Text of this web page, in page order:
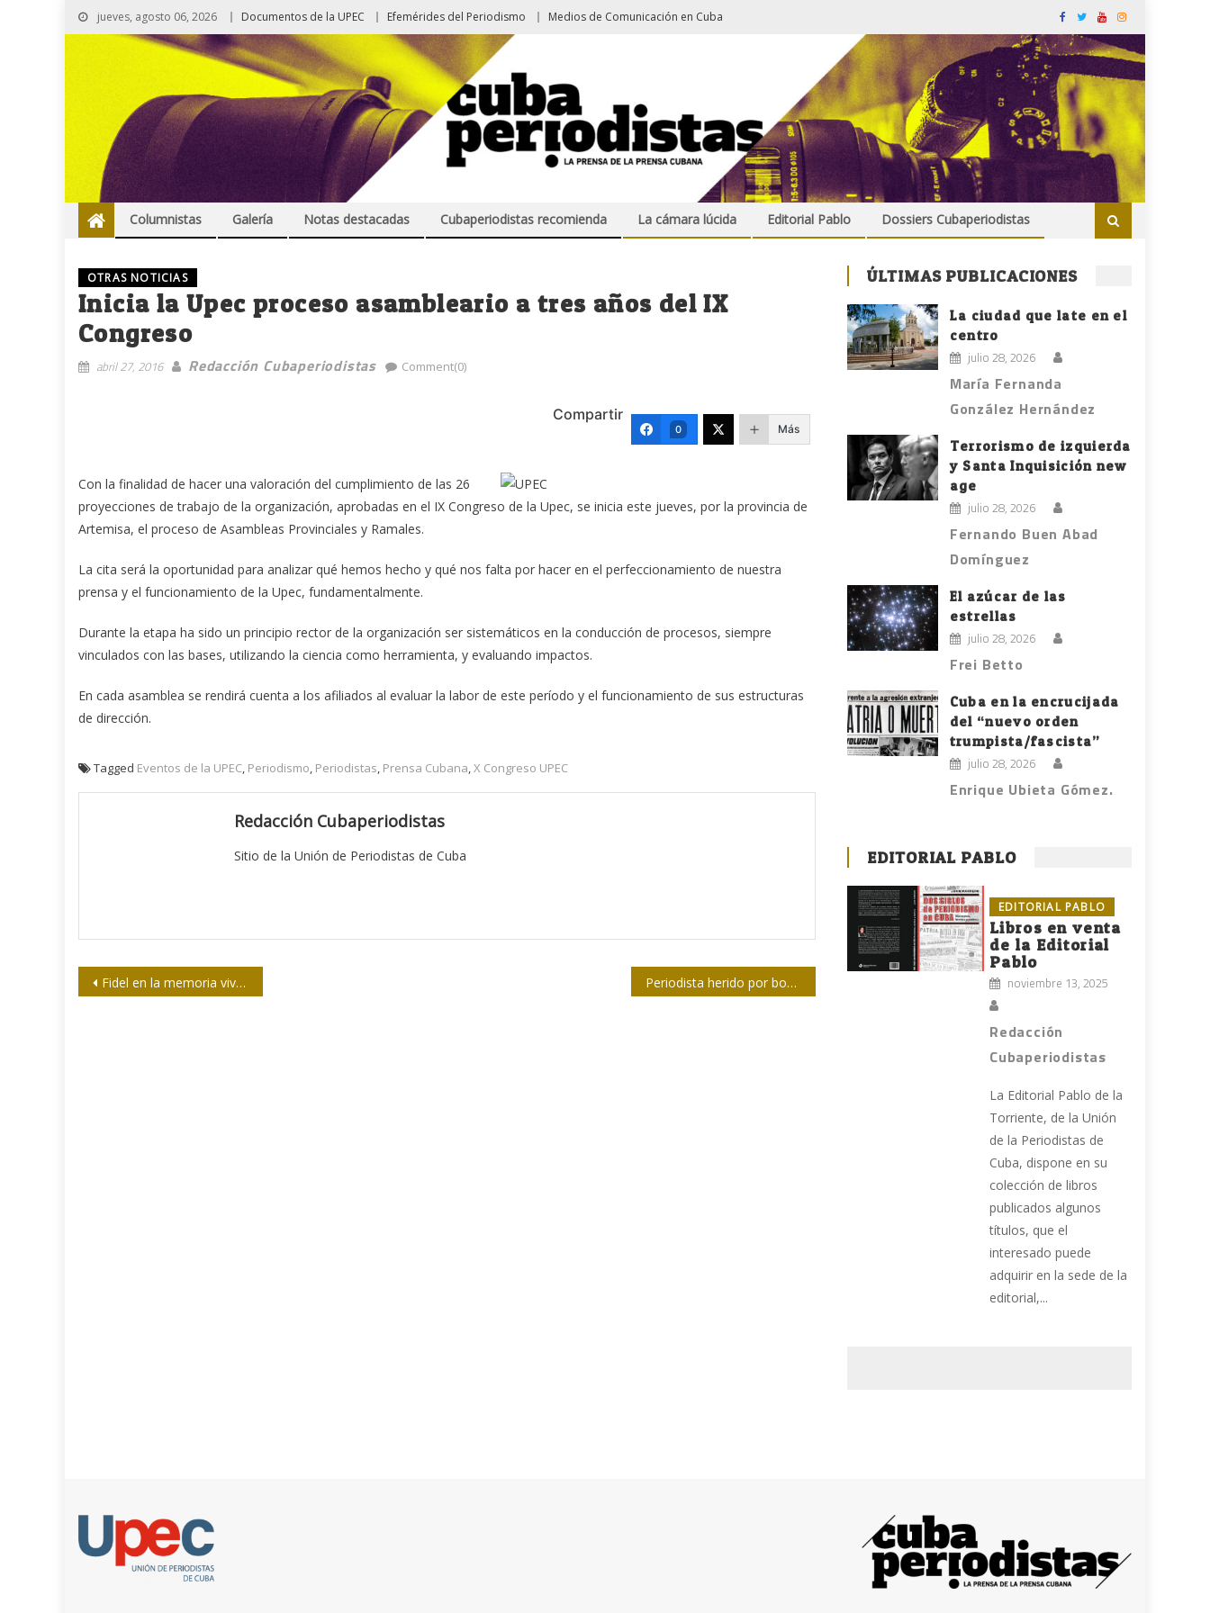
jueves, agosto 06, 2026 Documentos de la UPEC Efemérides del Periodismo Medios de Comunicación en Cuba
Columnistas Galería Notas destacadas Cubaperiodistas recomienda La cámara lúcida Editorial Pablo Dossiers Cubaperiodistas
OTRAS NOTICIAS
Inicia la Upec proceso asambleario a tres años del IX
Congreso
abril 27, 2016 Redacción Cubaperiodistas Comment(0)
Compartir
0 Más
Con la finalidad de hacer una valoración del cumplimiento de las 26
proyecciones de trabajo de la organización, aprobadas en el IX Congreso de la Upec, se inicia este jueves, por la provincia de
Artemisa, el proceso de Asambleas Provinciales y Ramales.
La cita será la oportunidad para analizar qué hemos hecho y qué nos falta por hacer en el perfeccionamiento de nuestra
prensa y el funcionamiento de la Upec, fundamentalmente.
Durante la etapa ha sido un principio rector de la organización ser sistemáticos en la conducción de procesos, siempre
vinculados con las bases, utilizando la ciencia como herramienta, y evaluando impactos.
En cada asamblea se rendirá cuenta a los afiliados al evaluar la labor de este período y el funcionamiento de sus estructuras
de dirección.
Tagged Eventos de la UPEC, Periodismo, Periodistas, Prensa Cubana,X Congreso UPEC
Redacción Cubaperiodistas
Sitio de la Unión de Periodistas de Cuba
Navegación
Fidel en la memoria viva de Artemisa Periodista herido por bombardeo en Siria
ÚLTIMAS PUBLICACIONES
La ciudad que late en el
centro
julio 28, 2026
María Fernanda
González Hernández
Terrorismo de izquierda
y Santa Inquisición new
age
julio 28, 2026
Fernando Buen Abad
Domínguez
El azúcar de las
estrellas
julio 28, 2026
Frei Betto
Cuba en la encrucijada
del “nuevo orden
trumpista/fascista”
julio 28, 2026
Enrique Ubieta Gómez.
EDITORIAL PABLO
EDITORIAL PABLO
Libros en venta
de la Editorial
Pablo
noviembre 13, 2025
Redacción
Cubaperiodistas
La Editorial Pablo de la
Torriente, de la Unión
de la Periodistas de
Cuba, dispone en su
colección de libros
publicados algunos
títulos, que el
interesado puede
adquirir en la sede de la
editorial,...